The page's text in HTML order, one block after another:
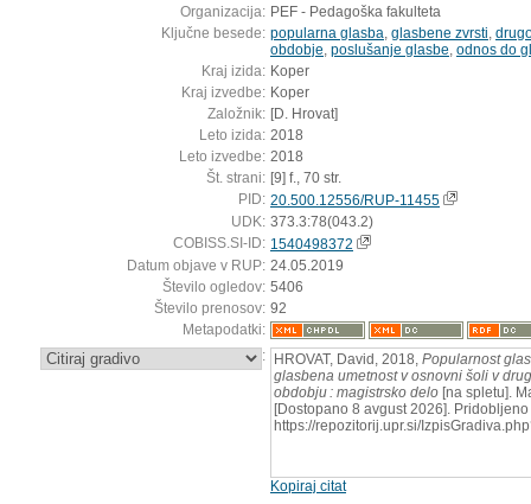
Organizacija: PEF - Pedagoška fakulteta
Ključne besede: popularna glasba glasbene zvrsti
obdobje poslušanje glasbe odnos do
Kraj izida: Koper
Kraj izvedbe: Koper
Založnik: [D. Hrovat]
Leto izida: 2018
Leto izvedbe: 2018
Št. strani: [9] f., 70 str.
PID: 20.500.12556/RUP-11455
UDK: 373.3:78(043.2)
COBISS.SI-ID: 1540498372
Datum objave v RUP: 24.05.2019
Število ogledov: 5406
Število prenosov: 92
Metapodatki:
: HROVAT, David, 2018, Popularnost
glasbena umetnost v osnovni šoli v
obdobju : magistrsko delo [na spletu].
[Dostopano 8 avgust 2026]. Pridobljeno
https://repozitorij.upr.si/
Kopiraj citat